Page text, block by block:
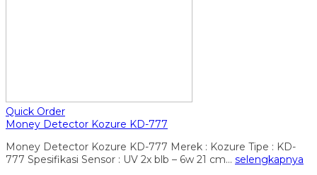
Quick Order
Money Detector Kozure KD-777
Money Detector Kozure KD-777 Merek : Kozure Tipe : KD-
777 Spesifikasi Sensor : UV 2x blb – 6w 21 cm… selengkapnya